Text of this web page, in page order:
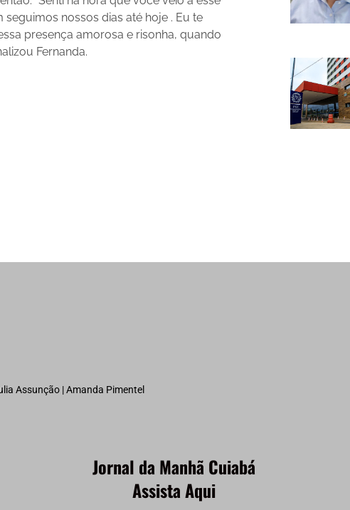
seguimos nossos dias até hoje . Eu te
presença amorosa e risonha, quando
Fernanda.
Assunção | Amanda Pimentel
Jornal da Manhã Cuiabá
Assista Aqui